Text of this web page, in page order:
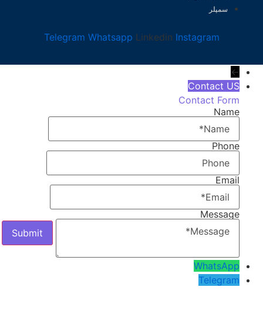
سمپلر
Telegram Whatsapp Linkedin Instagram
←
Contact US
Contact Form
Name
Phone
Email
Message
WhatsApp
Telegram